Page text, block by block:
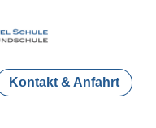
Kontakt & Anfahrt